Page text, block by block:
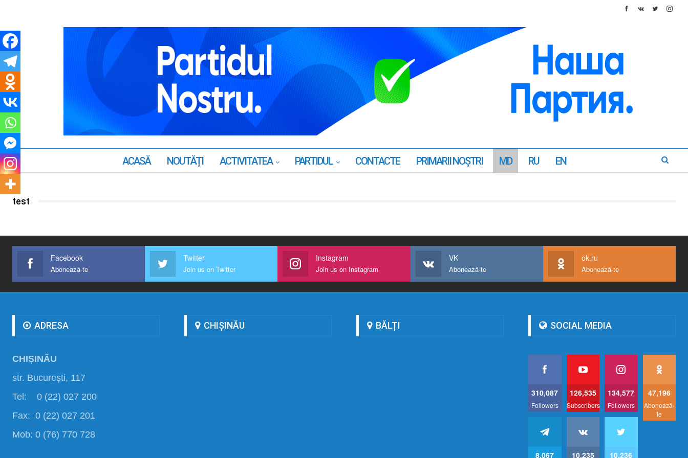
ACASĂ NOUTĂȚI ACTIVITATEA PARTIDUL CONTACTE PRIMARII NOŞTRI MD RU EN
test
Facebook
Abonează-te
Twitter
Join us on Twitter
Instagram
Join us on Instagram
VK
Abonează-te
ok.ru
Abonează-te
ADRESA
CHIȘINĂU
str. București, 117
Tel: 0 (22) 027 200
Fax: 0 (22) 027 201
Mob: 0 (76) 770 728
CHIȘINĂU BĂLȚI SOCIAL MEDIA
310,087
Followers
126,535
Subscribers
134,577
Followers
47,196
Abonează-
te
8,067 10,235 10,236